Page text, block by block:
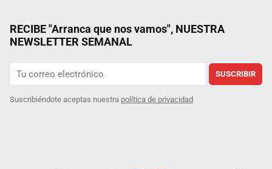
RECIBE "Arranca que nos vamos", NUESTRA
NEWSLETTER SEMANAL
SUSCRIBIR
Suscribiéndote aceptas nuestra política de privacidad